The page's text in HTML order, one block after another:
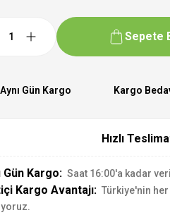
Sepete
Aynı Gün Kargo Kargo
Hızlı
Gün Kargo: Saat 16:00'a kadar
Kargo Avantajı: Türkiye'nin